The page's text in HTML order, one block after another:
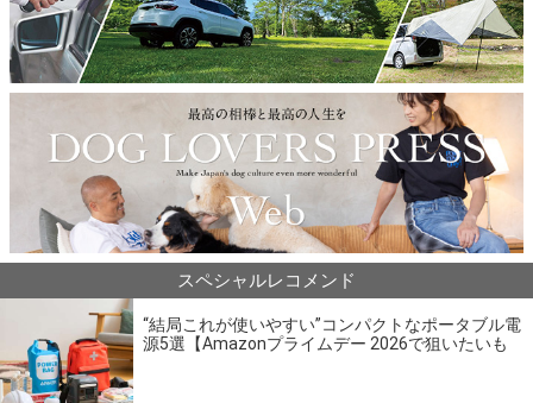
スペシャルレコメンド
“結局これが使いやすい”コンパクトなポータブル電
源5選【Amazonプライムデー 2026で狙いたいも